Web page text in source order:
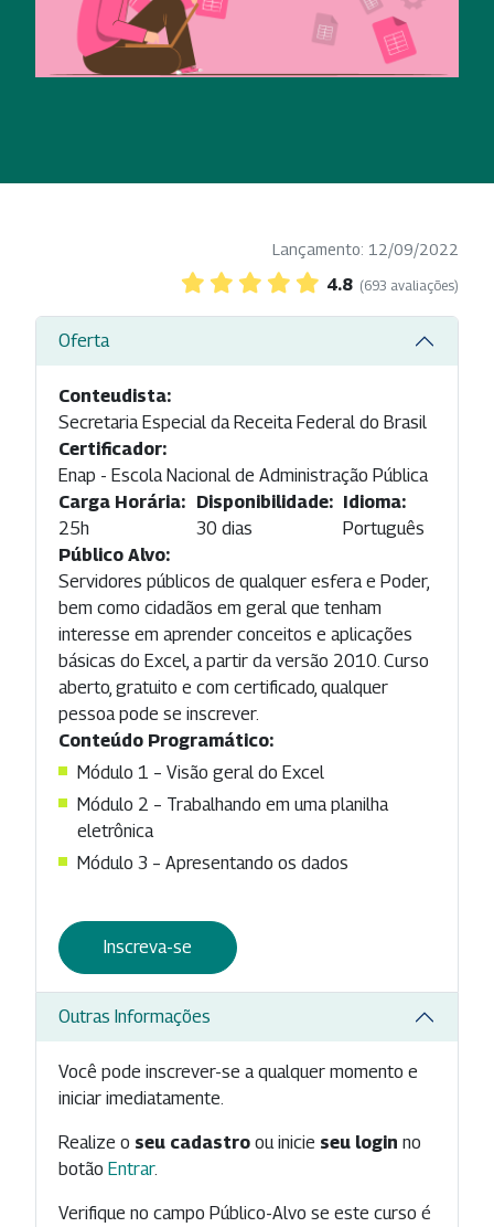
Lançamento: 12/09/2022
4.8 (693 avaliações)
Oferta
Conteudista:
Secretaria Especial da Receita Federal do Brasil
Certificador:
Enap - Escola Nacional de Administração Pública
Carga Horária:
25h
Disponibilidade:
30 dias
Idioma:
Português
Público Alvo:
Servidores públicos de qualquer esfera e Poder,
bem como cidadãos em geral que tenham
interesse em aprender conceitos e aplicações
básicas do Excel, a partir da versão 2010. Curso
aberto, gratuito e com certificado, qualquer
pessoa pode se inscrever.
Conteúdo Programático:
Módulo 1 – Visão geral do Excel
Módulo 2 – Trabalhando em uma planilha
eletrônica
Módulo 3 – Apresentando os dados
Inscreva-se
Outras Informações
Você pode inscrever-se a qualquer momento e
iniciar imediatamente.
Realize o seu cadastro ou inicie seu login no
botão Entrar.
Verifique no campo Público-Alvo se este curso é